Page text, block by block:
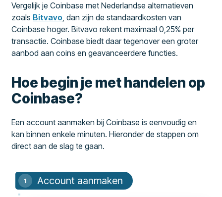
Vergelijk je Coinbase met Nederlandse alternatieven
zoals Bitvavo, dan zijn de standaardkosten van
Coinbase hoger. Bitvavo rekent maximaal 0,25% per
transactie. Coinbase biedt daar tegenover een groter
aanbod aan coins en geavanceerdere functies.
Hoe begin je met handelen op
Coinbase?
Een account aanmaken bij Coinbase is eenvoudig en
kan binnen enkele minuten. Hieronder de stappen om
direct aan de slag te gaan.
Account aanmaken